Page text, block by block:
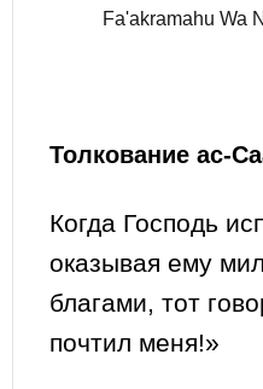
Fa'akramahu Wa
Толкование ас-
Когда Господь
оказывая ему
благами, тот
почтил меня!»